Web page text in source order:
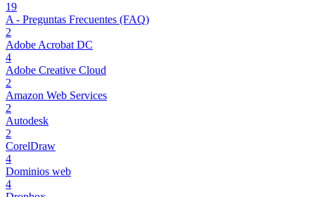
19
A - Preguntas Frecuentes (FAQ)
2
Adobe Acrobat DC
4
Adobe Creative Cloud
2
Amazon Web Services
2
Autodesk
2
CorelDraw
4
Dominios web
4